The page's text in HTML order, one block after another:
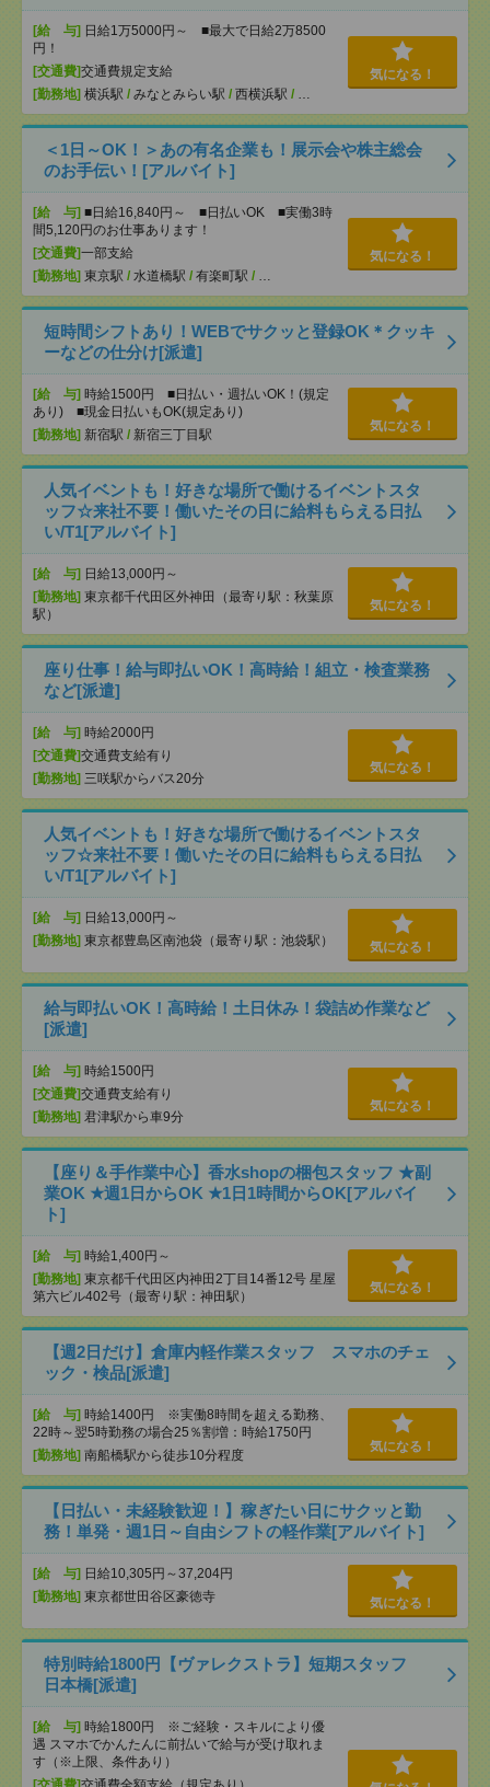
[給 与] 日給1万5000円～ ■最大で日給2万8500
円！
[交通費]交通費規定支給
[勤務地] 横浜駅 / みなとみらい駅 / 西横浜駅 / …
気になる！
＜1日～OK！＞あの有名企業も！展示会や株主総会
のお手伝い！[アルバイト]
[給 与] ■日給16,840円～ ■日払いOK ■実働3時
間5,120円のお仕事あります！
[交通費]一部支給
[勤務地] 東京駅 / 水道橋駅 / 有楽町駅 / …
気になる！
短時間シフトあり！WEBでサクッと登録OK＊クッキ
ーなどの仕分け[派遣]
[給 与] 時給1500円 ■日払い・週払いOK！(規定
あり) ■現金日払いもOK(規定あり)
[勤務地] 新宿駅 / 新宿三丁目駅
気になる！
人気イベントも！好きな場所で働けるイベントスタ
ッフ☆来社不要！働いたその日に給料もらえる日払
い/T1[アルバイト]
[給 与] 日給13,000円～
[勤務地] 東京都千代田区外神田（最寄り駅：秋葉原
駅）
気になる！
座り仕事！給与即払いOK！高時給！組立・検査業務
など[派遣]
[給 与] 時給2000円
[交通費]交通費支給有り
[勤務地] 三咲駅からバス20分
気になる！
人気イベントも！好きな場所で働けるイベントスタ
ッフ☆来社不要！働いたその日に給料もらえる日払
い/T1[アルバイト]
[給 与] 日給13,000円～
[勤務地] 東京都豊島区南池袋（最寄り駅：池袋駅） 気になる！
給与即払いOK！高時給！土日休み！袋詰め作業など
[派遣]
[給 与] 時給1500円
[交通費]交通費支給有り
[勤務地] 君津駅から車9分
気になる！
【座り＆手作業中心】香水shopの梱包スタッフ ★副
業OK ★週1日からOK ★1日1時間からOK[アルバイ
ト]
[給 与] 時給1,400円～
[勤務地] 東京都千代田区内神田2丁目14番12号 星屋
第六ビル402号（最寄り駅：神田駅）
気になる！
【週2日だけ】倉庫内軽作業スタッフ スマホのチェ
ック・検品[派遣]
[給 与] 時給1400円 ※実働8時間を超える勤務、
22時～翌5時勤務の場合25％割増：時給1750円
[勤務地] 南船橋駅から徒歩10分程度
気になる！
【日払い・未経験歓迎！】稼ぎたい日にサクッと勤
務！単発・週1日～自由シフトの軽作業[アルバイト]
[給 与] 日給10,305円～37,204円
[勤務地] 東京都世田谷区豪徳寺 気になる！
特別時給1800円【ヴァレクストラ】短期スタッフ
日本橋[派遣]
[給 与] 時給1800円 ※ご経験・スキルにより優
遇 スマホでかんたんに前払いで給与が受け取れま
す（※上限、条件あり）